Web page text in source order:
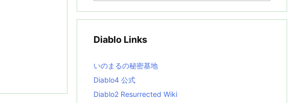
e
i
s
t
Diablo Links
いのまるの秘密基地
Diablo4 公式
Diablo2 Resurrected Wiki